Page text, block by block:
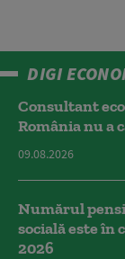
DIGI
Consultant
România nu a
09.08.2026
Numărul
socială este în
2026